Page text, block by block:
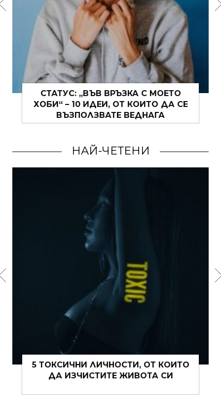
ОТКРАДНАХМЕ ГИ ОТ
ФРАНЦУЗОЙКИТЕ: 5 СТЪПКИ КЪМ
ГРИЖАТА ЗА СЕБЕ СИ
НАЙ-ЧЕТЕНИ
15 ЩИПКИ РОМАНТИКА КЪМ ЖИВОТА
ВИ ТОВА ЛЯТО